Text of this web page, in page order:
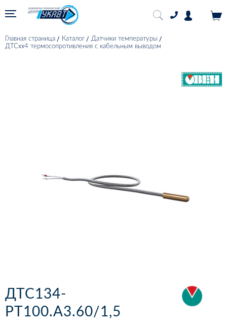
Главная страница Каталог
Датчики температуры
ДТСхх4 термосопротивления с кабельным выводом
ДТС134-
РТ100.А3.60/1,5